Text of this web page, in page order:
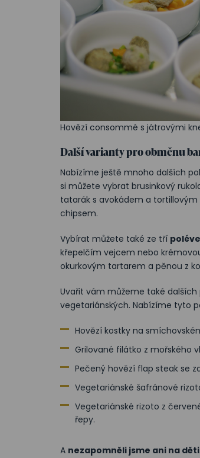
Hovězí consommé s játrovými
Další varianty pro obměnu
Nabízíme ještě mnoho dalších
si můžete vybrat brusinkový
tatarák s avokádem a
chipsem.
Vybírat můžete také ze tří
křepelčím vejcem nebo
okurkovým tartarem a pěnou z
Uvařit vám můžeme také dalších
vegetariánských. Nabízíme tyto
Hovězí kostky na
Grilované filátko z mořského
Pečený hovězí flap steak se
Vegetariánské šafránové
Vegetariánské rizoto z
řepy.
A nezapomněli jsme ani na děti